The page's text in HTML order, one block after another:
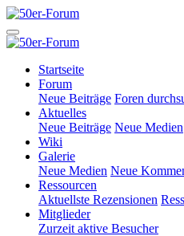
Startseite
Forum
Neue Beiträge Foren
Aktuelles
Neue Beiträge Neue Medien
Wiki
Galerie
Neue Medien Neue
Ressourcen
Aktuellste Rezensionen
Mitglieder
Zurzeit aktive Besucher